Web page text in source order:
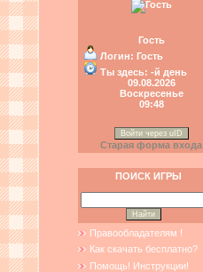
Гость
Логин: Гость
Ты здесь: -й день
09.08.2026
Воскресенье
09:48
Войти через uID
Старая форма входа
ПОИСК ИГРЫ
Правообладателям !
Как скачать бесплатно?
Помощь! Инструкции!